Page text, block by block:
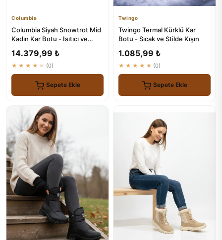
Columbia
Columbia Siyah Snowtrot Mid
Kadın Kar Botu - Isıtıcı ve
14.379,99 ₺
★★★★★ (0)
Sepete Ekle
Twingo
Twingo Termal Kürklü Kar
Botu - Sıcak ve Stilde Kışın
1.085,99 ₺
★★★★★ (0)
Sepete Ekle